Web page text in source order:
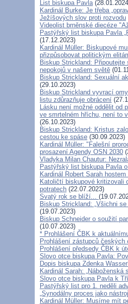
List biskupa Pavla
Kardinál Burke: Je třeba
Ježíšových slov proti rozvodu
Videolist brněnské diecéze
Pastýřský list biskupa Pavla
(17.12.2023)
Kardinál Müller: Biskupové
přizpůsobovat politickým
Biskup Strickland:
nepokojů v našem světě
Biskup Strickland: Sexuální
(29.10.2023)
Biskup Strickland vyvrací
listu zdůrazňuje obrácení
Lásku není možné oddělit od
ve smrtelném hříchu, není to
(26.10.2023)
Biskup Strickland: Kristus
cestou ke spáse (30.09.2023)
Kardinál Müller: "Falešní
prosazení Agendy OSN 2030
Vladyka Milan Chautur:
Pastýřský list biskupa Pavla
Kardinál Robert Sarah
Katoličtí biskupové kritizovali
potratech (22.07.2023)
Svatý rok se blíží...
Biskup Strickland: „Všichni
(19.07.2023)
Biskup Schneider o soužití
(10.07.2023)
* Prohlášení ČBK k
Prohlášení zástupců
Prohlášení předsedy ČBK k
Slovo otce biskupa Pavla:
Dopis biskupa Zdenka
Kardinál Sarah: „Náboženská
Slovo otce biskupa Pavla k
Pastýřský list pro 1. neděli
„Synodálny proces jako
Kardinál Müller: Musíme mít